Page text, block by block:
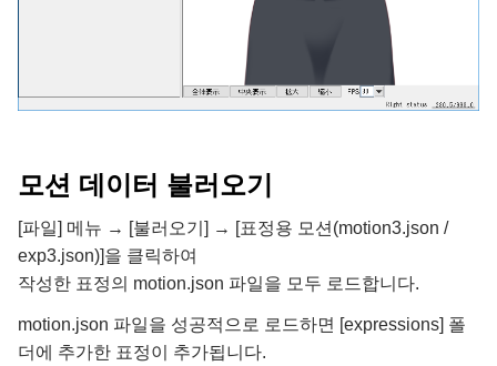
모션 데이터 불러오기
[파일] 메뉴 → [불러오기] → [표정용 모션(motion3.json /
exp3.json)]을 클릭하여
작성한 표정의 motion.json 파일을 모두 로드합니다.
motion.json 파일을 성공적으로 로드하면 [expressions] 폴
더에 추가한 표정이 추가됩니다.